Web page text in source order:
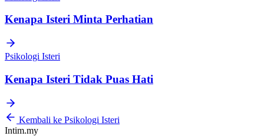
Kenapa Isteri Minta Perhatian
Psikologi Isteri
Kenapa Isteri Tidak Puas Hati
Kembali ke Psikologi Isteri
Intim.my